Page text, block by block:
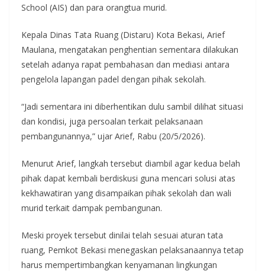
School (AIS) dan para orangtua murid.
Kepala Dinas Tata Ruang (Distaru) Kota Bekasi, Arief
Maulana, mengatakan penghentian sementara dilakukan
setelah adanya rapat pembahasan dan mediasi antara
pengelola lapangan padel dengan pihak sekolah.
“Jadi sementara ini diberhentikan dulu sambil dilihat situasi
dan kondisi, juga persoalan terkait pelaksanaan
pembangunannya,” ujar Arief, Rabu (20/5/2026).
Menurut Arief, langkah tersebut diambil agar kedua belah
pihak dapat kembali berdiskusi guna mencari solusi atas
kekhawatiran yang disampaikan pihak sekolah dan wali
murid terkait dampak pembangunan.
Meski proyek tersebut dinilai telah sesuai aturan tata
ruang, Pemkot Bekasi menegaskan pelaksanaannya tetap
harus mempertimbangkan kenyamanan lingkungan